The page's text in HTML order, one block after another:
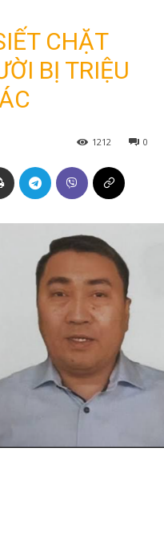
CHẶT
BỊ TRIỆU
0
1212